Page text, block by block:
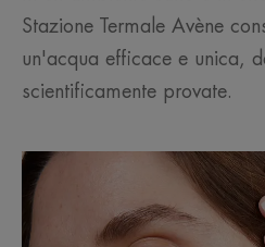
Stazione Termale Avène
un'acqua efficace e unica,
scientificamente provate.